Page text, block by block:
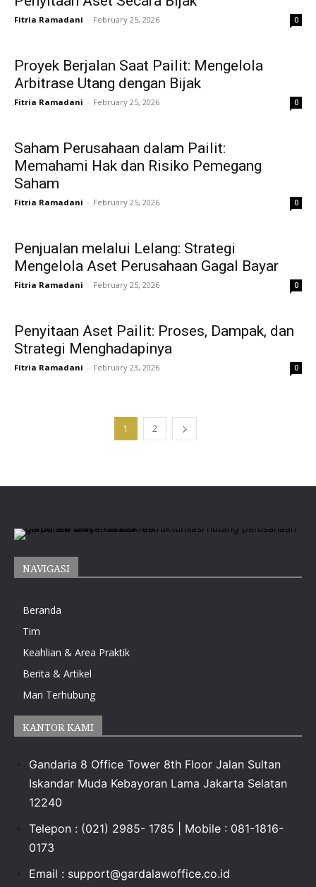
Fitria Ramadani - February 25, 2026 0
Proyek Berjalan Saat Pailit: Mengelola
Arbitrase Utang dengan Bijak
Fitria Ramadani - February 25, 2026 0
Saham Perusahaan dalam Pailit:
Memahami Hak dan Risiko Pemegang
Saham
Fitria Ramadani - February 25, 2026 0
Penjualan melalui Lelang: Strategi
Mengelola Aset Perusahaan Gagal Bayar
Fitria Ramadani - February 25, 2026 0
Penyitaan Aset Pailit: Proses, Dampak, dan
Strategi Menghadapinya
Fitria Ramadani - February 23, 2026 0
1 2
NAVIGASI
Beranda
Tim
Keahlian & Area Praktik
Berita & Artikel
Mari Terhubung
KANTOR KAMI
Gandaria 8 Office Tower 8th Floor Jalan Sultan
Iskandar Muda Kebayoran Lama Jakarta Selatan
12240
Telepon : (021) 2985- 1785 | Mobile : 081-1816-
0173
Email : support@gardalawoffice.co.id